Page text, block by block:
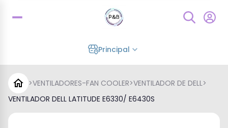
Principal
>VENTILADORES-FAN COOLER>VENTILADOR DE DELL>
VENTILADOR DELL LATITUDE E6330/ E6430S